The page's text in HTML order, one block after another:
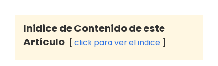
Inidice de Contenido de este
Artículo
click para ver el indice